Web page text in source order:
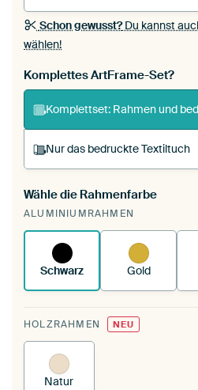
Schon gewusst?Du kannst
wählen!
Komplettes ArtFrame-Set?
Komplettset: Rahmen und
Nur das bedruckte Textiltuch
Du spannst einen
deinen vorhandenen
funktioniert es.
Wähle die Rahmenfarbe
ALUMINIUMRAHMEN
Schwarz Gold
HOLZRAHMEN NEU
Natur